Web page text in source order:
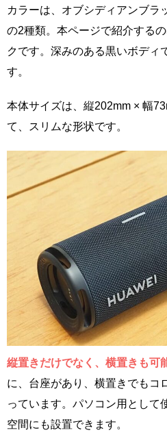
カラーは、オブシディアンブラ
の2種類。本ページで紹介する
クです。深みのある黒いボディ
す。
本体サイズは、縦202mm × 幅
て、スリムな形状です。
縦置きだけでなく、横置きも可
に、台座があり、横置きでもコ
っています。パソコン用として
空間にも設置できます。